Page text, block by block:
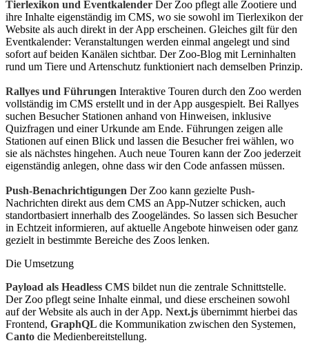
Tierlexikon und Eventkalender Der Zoo pflegt alle Zootiere und
ihre Inhalte eigenständig im CMS, wo sie sowohl im Tierlexikon der
Website als auch direkt in der App erscheinen. Gleiches gilt für den
Eventkalender: Veranstaltungen werden einmal angelegt und sind
sofort auf beiden Kanälen sichtbar. Der Zoo-Blog mit Lerninhalten
rund um Tiere und Artenschutz funktioniert nach demselben Prinzip.
Rallyes und Führungen Interaktive Touren durch den Zoo werden
vollständig im CMS erstellt und in der App ausgespielt. Bei Rallyes
suchen Besucher Stationen anhand von Hinweisen, inklusive
Quizfragen und einer Urkunde am Ende. Führungen zeigen alle
Stationen auf einen Blick und lassen die Besucher frei wählen, wo
sie als nächstes hingehen. Auch neue Touren kann der Zoo jederzeit
eigenständig anlegen, ohne dass wir den Code anfassen müssen.
Push-Benachrichtigungen Der Zoo kann gezielte Push-
Nachrichten direkt aus dem CMS an App-Nutzer schicken, auch
standortbasiert innerhalb des Zoogeländes. So lassen sich Besucher
in Echtzeit informieren, auf aktuelle Angebote hinweisen oder ganz
gezielt in bestimmte Bereiche des Zoos lenken.
Die Umsetzung
Payload als Headless CMS bildet nun die zentrale Schnittstelle.
Der Zoo pflegt seine Inhalte einmal, und diese erscheinen sowohl
auf der Website als auch in der App. Next.js übernimmt hierbei das
Frontend, GraphQL die Kommunikation zwischen den Systemen,
Canto die Medienbereitstellung.